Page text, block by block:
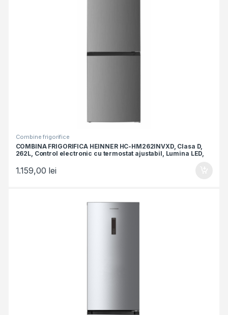
Combine frigorifice
COMBINA FRIGORIFICA HEINNER HC-HM262INVXD, Clasa D,
262L, Control electronic cu termostat ajustabil, Lumina LED,
1.159,00 lei